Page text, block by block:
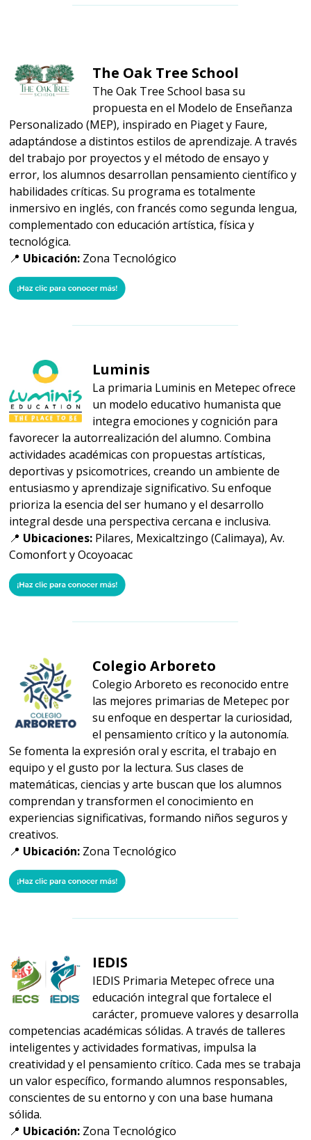
The Oak Tree School
The Oak Tree School basa su
propuesta en el Modelo de Enseñanza
Personalizado (MEP), inspirado en Piaget y Faure,
adaptándose a distintos estilos de aprendizaje. A través
del trabajo por proyectos y el método de ensayo y
error, los alumnos desarrollan pensamiento científico y
habilidades críticas. Su programa es totalmente
inmersivo en inglés, con francés como segunda lengua,
complementado con educación artística, física y
tecnológica.
📍 Ubicación: Zona Tecnológico
Luminis
La primaria Luminis en Metepec ofrece
un modelo educativo humanista que
integra emociones y cognición para
favorecer la autorrealización del alumno. Combina
actividades académicas con propuestas artísticas,
deportivas y psicomotrices, creando un ambiente de
entusiasmo y aprendizaje significativo. Su enfoque
prioriza la esencia del ser humano y el desarrollo
integral desde una perspectiva cercana e inclusiva.
📍 Ubicaciones: Pilares, Mexicaltzingo (Calimaya), Av.
Comonfort y Ocoyoacac
Colegio Arboreto
Colegio Arboreto es reconocido entre
las mejores primarias de Metepec por
su enfoque en despertar la curiosidad,
el pensamiento crítico y la autonomía.
Se fomenta la expresión oral y escrita, el trabajo en
equipo y el gusto por la lectura. Sus clases de
matemáticas, ciencias y arte buscan que los alumnos
comprendan y transformen el conocimiento en
experiencias significativas, formando niños seguros y
creativos.
📍 Ubicación: Zona Tecnológico
IEDIS
IEDIS Primaria Metepec ofrece una
educación integral que fortalece el
carácter, promueve valores y desarrolla
competencias académicas sólidas. A través de talleres
inteligentes y actividades formativas, impulsa la
creatividad y el pensamiento crítico. Cada mes se trabaja
un valor específico, formando alumnos responsables,
conscientes de su entorno y con una base humana
sólida.
📍 Ubicación: Zona Tecnológico